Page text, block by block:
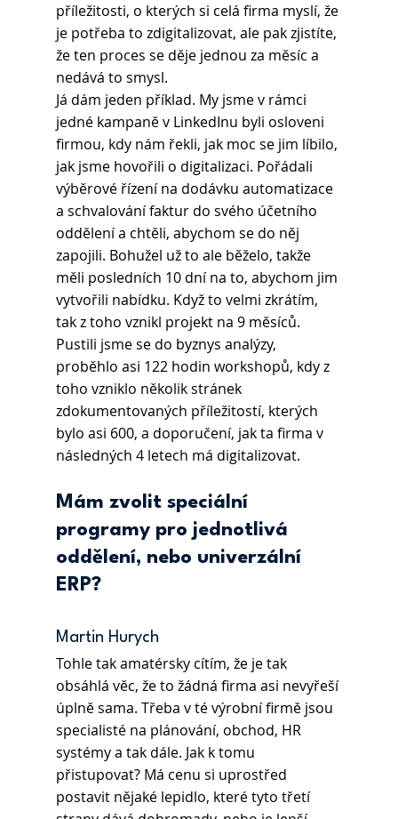
příležitosti, o kterých si celá firma myslí, že
je potřeba to zdigitalizovat, ale pak zjistíte,
že ten proces se děje jednou za měsíc a
nedává to smysl.
Já dám jeden příklad. My jsme v rámci
jedné kampaně v LinkedInu byli osloveni
firmou, kdy nám řekli, jak moc se jim líbilo,
jak jsme hovořili o digitalizaci. Pořádali
výběrové řízení na dodávku automatizace
a schvalování faktur do svého účetního
oddělení a chtěli, abychom se do něj
zapojili. Bohužel už to ale běželo, takže
měli posledních 10 dní na to, abychom jim
vytvořili nabídku. Když to velmi zkrátím,
tak z toho vznikl projekt na 9 měsíců.
Pustili jsme se do byznys analýzy,
proběhlo asi 122 hodin workshopů, kdy z
toho vzniklo několik stránek
zdokumentovaných příležitostí, kterých
bylo asi 600, a doporučení, jak ta firma v
následných 4 letech má digitalizovat.
Mám zvolit speciální
programy pro jednotlivá
oddělení, nebo univerzální
ERP?
Martin Hurych
Tohle tak amatérsky cítím, že je tak
obsáhlá věc, že to žádná firma asi nevyřeší
úplně sama. Třeba v té výrobní firmě jsou
specialisté na plánování, obchod, HR
systémy a tak dále. Jak k tomu
přistupovat? Má cenu si uprostřed
postavit nějaké lepidlo, které tyto třetí